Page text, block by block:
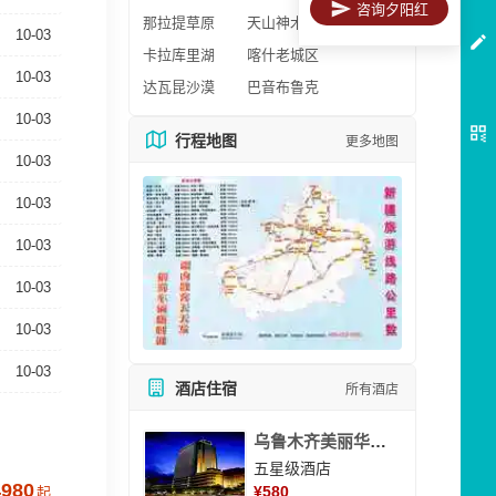
10-03
10-03
10-03
10-03
10-03
10-03
10-03
10-03
10-03
起
那拉提草原
天山神木园
卡拉库里湖
喀什老城区
达瓦昆沙漠
巴音布鲁克
行程地图 更多地图
酒店住宿 所有酒店
乌鲁木齐美丽华大酒
五星级酒店
¥580
咨询夕阳红